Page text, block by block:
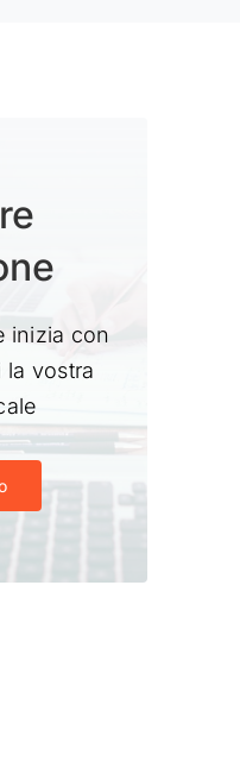
inizia con
la vostra